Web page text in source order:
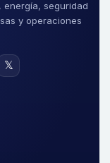
seguridad
y operaciones
𝕏